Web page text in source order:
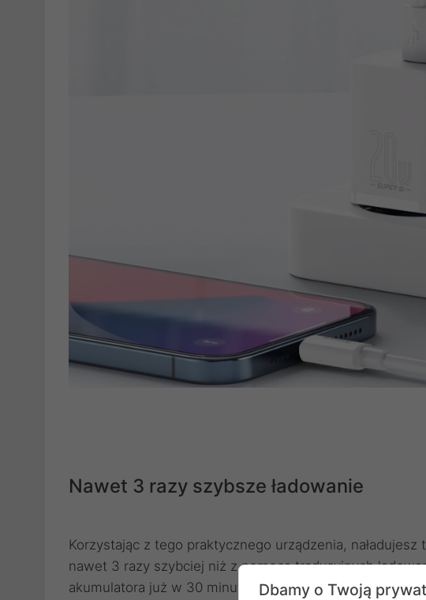
Nawet 3 razy szybsze ładowanie
Korzystając z tego praktycznego urządzenia, naładujesz
nawet 3 razy szybciej niż z pomocą tradycyjnych
akumulatora już w 30 minut. To znakomita oszczędność
Dbamy o Twoją